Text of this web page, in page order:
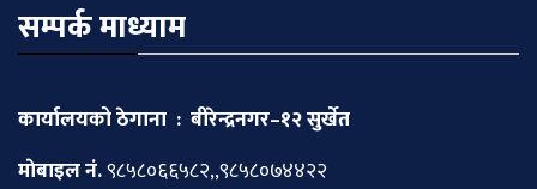
सम्पर्क माध्याम
कार्यालयको ठेगाना : बीरेन्द्रनगर–१२ सुर्खेत
माेबाइल नं.९८५८०६६५८२,,९८५८०७४४२२